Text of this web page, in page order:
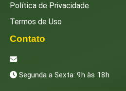
Política de Privacidade
Termos de Uso
Contato
Segunda a Sexta: 9h às 18h